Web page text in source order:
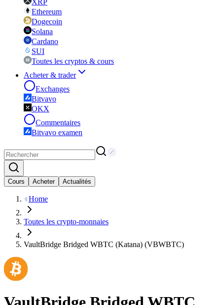
XRP
Ethereum
Dogecoin
Solana
Cardano
SUI
Toutes les cryptos & cours
Acheter & trader
Exchanges
Bitvavo
OKX
Commentaires
Bitvavo examen
Cours Acheter Actualités
Home
Toutes les crypto-monnaies
VaultBridge Bridged WBTC (Katana) (VBWBTC)